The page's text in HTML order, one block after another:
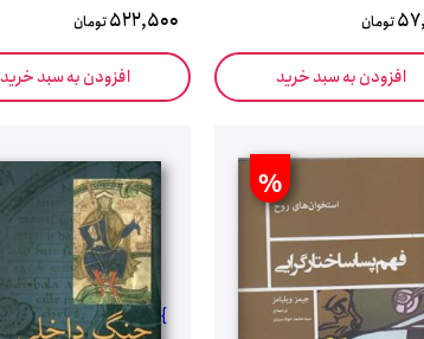
تومان
افزودن به سبد خرید
522,500تومان
افزودن به سبد خرید
%
}